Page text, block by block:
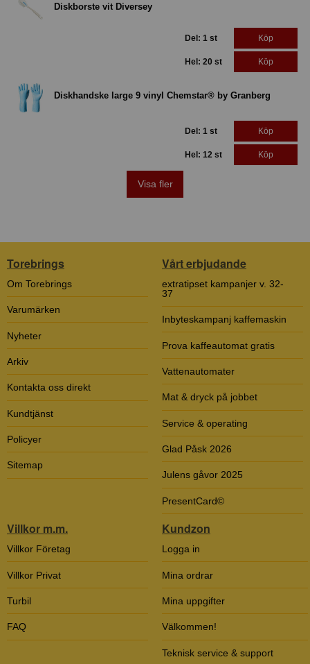
Diskborste vit Diversey
Del: 1 st Köp
Hel: 20 st Köp
Diskhandske large 9 vinyl Chemstar® by Granberg
Del: 1 st Köp
Hel: 12 st Köp
Visa fler
Torebrings
Om Torebrings
Varumärken
Nyheter
Arkiv
Kontakta oss direkt
Kundtjänst
Policyer
Sitemap
Vårt erbjudande
extratipset kampanjer v. 32-
37
Inbyteskampanj kaffemaskin
Prova kaffeautomat gratis
Vattenautomater
Mat & dryck på jobbet
Service & operating
Glad Påsk 2026
Julens gåvor 2025
PresentCard©
Villkor m.m.
Villkor Företag
Villkor Privat
Turbil
FAQ
Kundzon
Logga in
Mina ordrar
Mina uppgifter
Välkommen!
Teknisk service & support